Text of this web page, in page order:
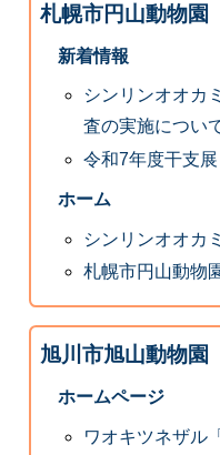
札幌市円山動物園
新着情報
シンリンオオカ
査の実施につい
令和7年度干支
ホーム
シンリンオオカ
札幌市円山動物
旭川市旭山動物園
ホームページ
ワオキツネザル